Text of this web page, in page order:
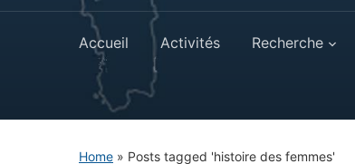
Accueil Activités Recherche
Home » Posts tagged 'histoire des femmes'